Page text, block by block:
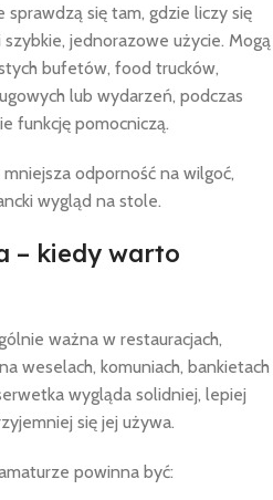
sprawdzą się tam, gdzie liczy się
jednorazowe użycie. Mogą
bufetów, food trucków,
lub wydarzeń, podczas
funkcję pomocniczą.
odporność na wilgoć,
wygląd na stole.
– kiedy warto
ważna w restauracjach,
weselach, komuniach, bankietach
wygląda solidniej, lepiej
się jej używa.
powinna być: